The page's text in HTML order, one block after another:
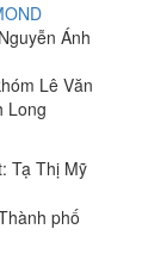
Ánh
Lê Văn
Long
Tạ Thị Mỹ
phố